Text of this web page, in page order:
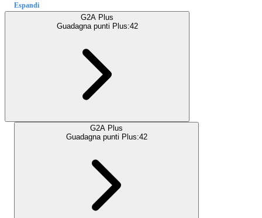
Espandi
G2A Plus
Guadagna punti Plus:42
G2A Plus
Guadagna punti Plus:42